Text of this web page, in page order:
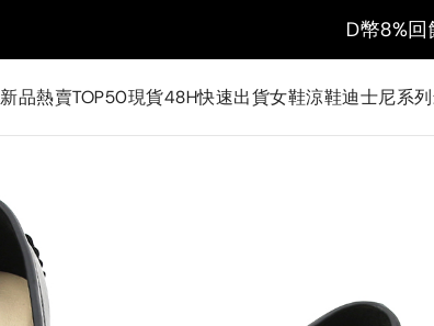
D幣8%回
新品熱賣TOP50現貨48H快速出貨女鞋涼鞋迪士尼系列